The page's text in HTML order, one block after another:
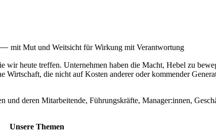
mit Mut und Weitsicht für Wirkung mit Verantwortung
heute treffen. Unternehmen haben die Macht, Hebel zu
die nicht auf Kosten anderer oder kommender
deren Mitarbeitende, Führungskräfte, Manager:innen,
Unsere Themen